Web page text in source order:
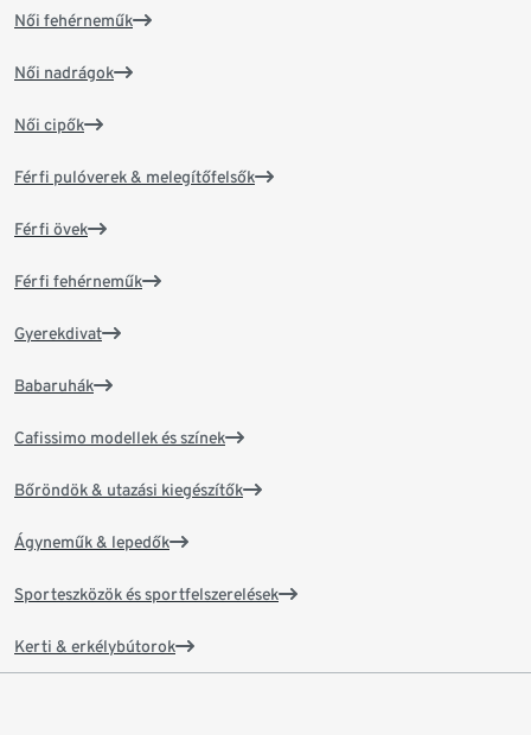
Női fehérneműk
Női nadrágok
Női cipők
Férfi pulóverek & melegítőfelsők
Férfi övek
Férfi fehérneműk
Gyerekdivat
Babaruhák
Cafissimo modellek és színek
Bőröndök & utazási kiegészítők
Ágyneműk & lepedők
Sporteszközök és sportfelszerelések
Kerti & erkélybútorok